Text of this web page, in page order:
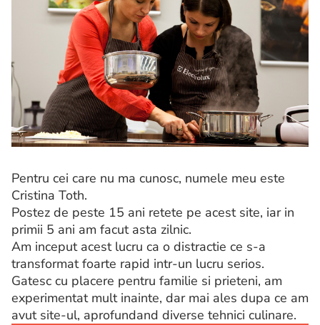
Pentru cei care nu ma cunosc, numele meu este
Cristina Toth.
Postez de peste 15 ani retete pe acest site, iar in
primii 5 ani am facut asta zilnic.
Am inceput acest lucru ca o distractie ce s-a
transformat foarte rapid intr-un lucru serios.
Gatesc cu placere pentru familie si prieteni, am
experimentat mult inainte, dar mai ales dupa ce am
avut site-ul, aprofundand diverse tehnici culinare.